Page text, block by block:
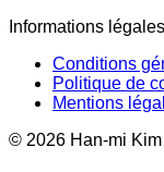
Informations légales
Conditions
Politique de
Mentions
© 2026 Han-mi